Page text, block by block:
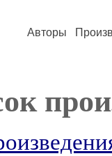
Авторы